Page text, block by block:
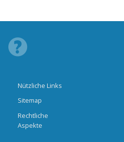
Nützliche Links
Sitemap
Rechtliche
Aspekte